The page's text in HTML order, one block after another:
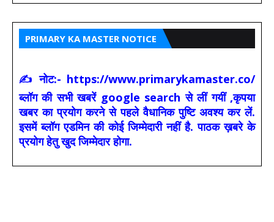
PRIMARY KA MASTER NOTICE
✍ नोट:- https://www.primarykamaster.co/
ब्लॉग की सभी खबरें google search से लीं गयीं ,कृपया
खबर का प्रयोग करने से पहले वैधानिक पुष्टि अवश्य कर लें.
इसमें ब्लॉग एडमिन की कोई जिम्मेदारी नहीं है. पाठक ख़बरे के
प्रयोग हेतु खुद जिम्मेदार होगा.